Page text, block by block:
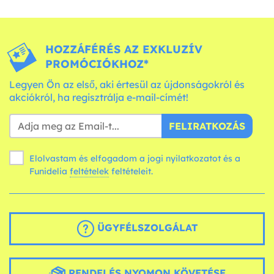
HOZZÁFÉRÉS AZ EXKLUZÍV
PROMÓCIÓKHOZ*
Legyen Ön az első, aki értesül az újdonságokról és
akciókról, ha regisztrálja e-mail-címét!
FELIRATKOZÁS
Elolvastam és elfogadom a jogi nyilatkozatot és a
Funidelia feltételek feltételeit.
ÜGYFÉLSZOLGÁLAT